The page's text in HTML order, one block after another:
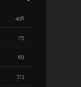
456
25
89
313